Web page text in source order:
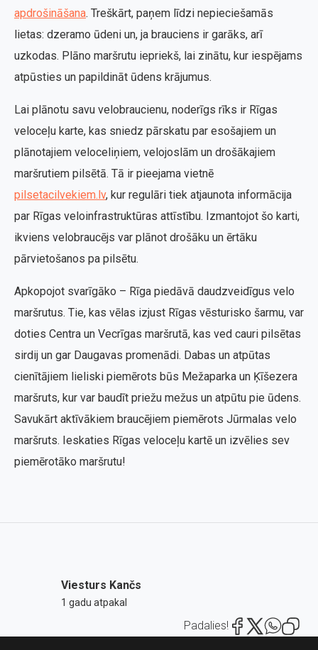
apdrošināšana. Treškārt, paņem līdzi nepieciešamās
lietas: dzeramo ūdeni un, ja brauciens ir garāks, arī
uzkodas. Plāno maršrutu iepriekš, lai zinātu, kur iespējams
atpūsties un papildināt ūdens krājumus.
Lai plānotu savu velobraucienu, noderīgs rīks ir Rīgas
veloceļu karte, kas sniedz pārskatu par esošajiem un
plānotajiem veloceliņiem, velojoslām un drošākajiem
maršrutiem pilsētā. Tā ir pieejama vietnē
pilsetacilvekiem.lv, kur regulāri tiek atjaunota informācija
par Rīgas veloinfrastruktūras attīstību. Izmantojot šo karti,
ikviens velobraucējs var plānot drošāku un ērtāku
pārvietošanos pa pilsētu.
Apkopojot svarīgāko – Rīga piedāvā daudzveidīgus velo
maršrutus. Tie, kas vēlas izjust Rīgas vēsturisko šarmu, var
doties Centra un Vecrīgas maršrutā, kas ved cauri pilsētas
sirdij un gar Daugavas promenādi. Dabas un atpūtas
cienītājiem lieliski piemērots būs Mežaparka un Ķīšezera
maršruts, kur var baudīt priežu mežus un atpūtu pie ūdens.
Savukārt aktīvākiem braucējiem piemērots Jūrmalas velo
maršruts. Ieskaties Rīgas veloceļu kartē un izvēlies sev
piemērotāko maršrutu!
Viesturs Kančs
1 gadu atpakal
Padalies!